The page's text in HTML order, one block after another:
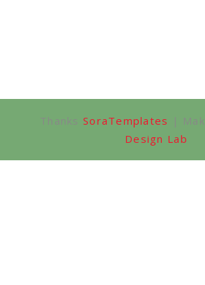
Thanks SoraTemplates |
Design Lab